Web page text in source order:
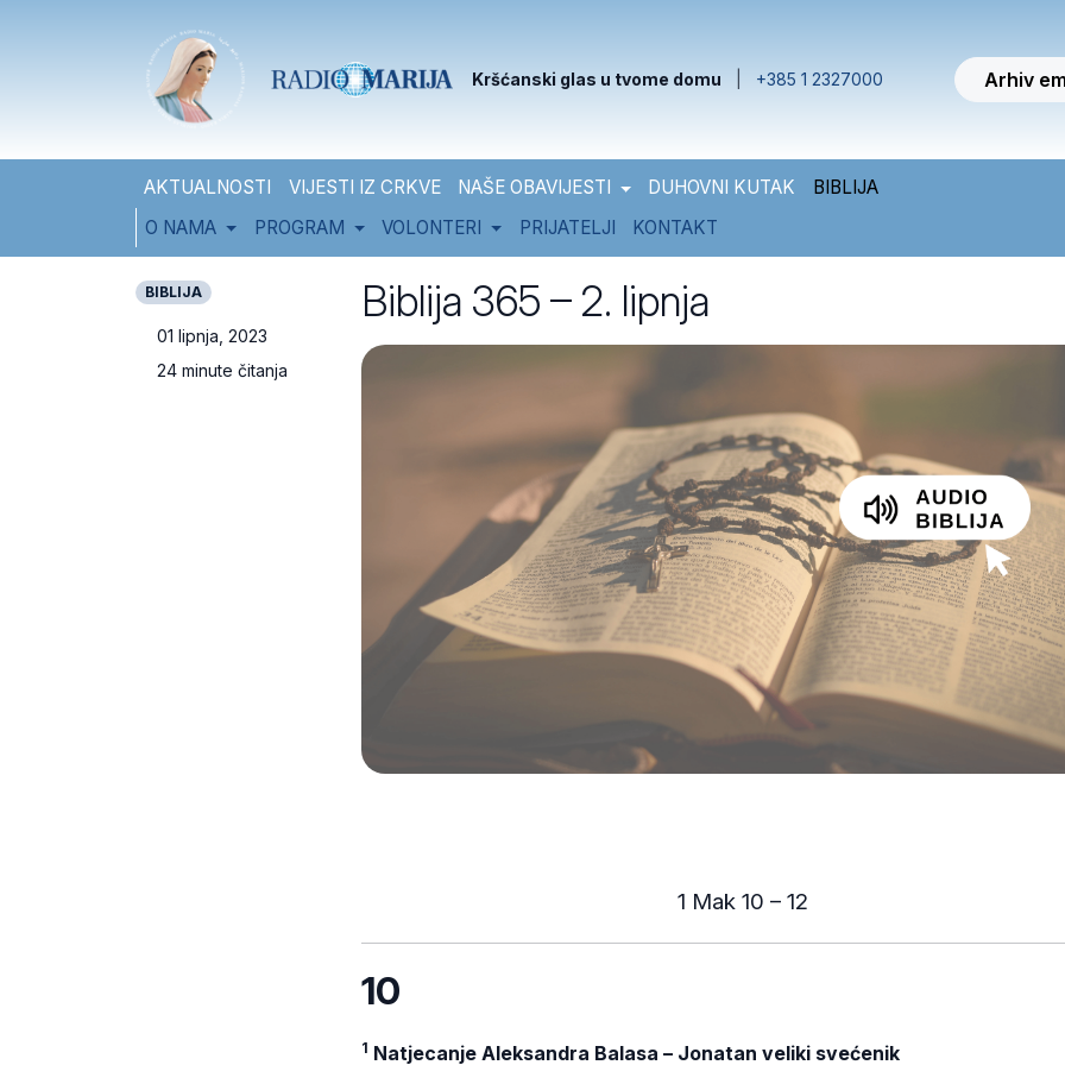
Kršćanski glas u tvome domu +385 1 2327000 Arhiv
AKTUALNOSTI VIJESTI IZ CRKVE NAŠE OBAVIJESTI DUHOVNI KUTAK
BIBLIJA
O NAMA
PROGRAM VOLONTERI PRIJATELJI KONTAKT
BIBLIJA
01 lipnja, 2023
24 minute čitanja
Biblija 365 – 2. lipnja
1 Mak 10 – 12
10
1 Natjecanje Aleksandra Balasa – Jonatan veliki svećenik